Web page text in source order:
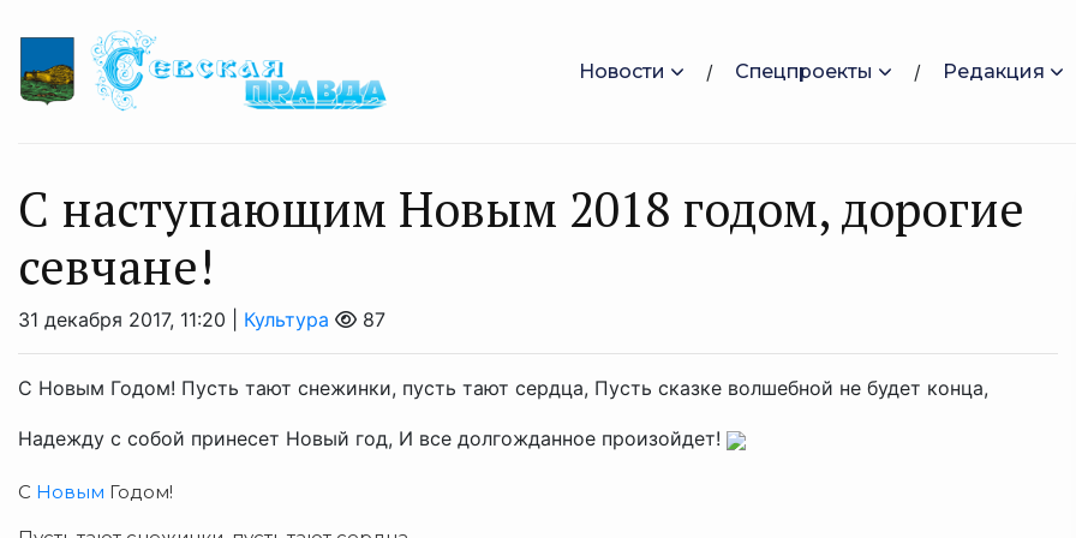
Новости Спецпроекты Редакция
С наступающим Новым 2018 годом, дорогие
севчане!
31 декабря 2017, 11:20 | Культура 87
С Новым Годом! Пусть тают снежинки, пусть тают сердца, Пусть сказке волшебной не будет конца,
Надежду с собой принесет Новый год, И все долгожданное произойдет!
С Новым Годом!